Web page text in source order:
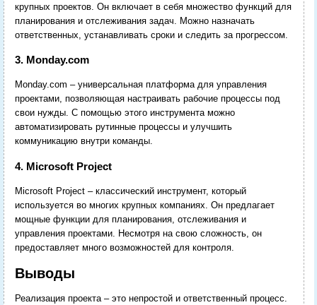
крупных проектов. Он включает в себя множество функций для
планирования и отслеживания задач. Можно назначать
ответственных, устанавливать сроки и следить за прогрессом.
3. Monday.com
Monday.com – универсальная платформа для управления
проектами, позволяющая настраивать рабочие процессы под
свои нужды. С помощью этого инструмента можно
автоматизировать рутинные процессы и улучшить
коммуникацию внутри команды.
4. Microsoft Project
Microsoft Project – классический инструмент, который
используется во многих крупных компаниях. Он предлагает
мощные функции для планирования, отслеживания и
управления проектами. Несмотря на свою сложность, он
предоставляет много возможностей для контроля.
Выводы
Реализация проекта – это непростой и ответственный процесс.